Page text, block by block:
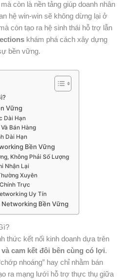
còn là nền tảng giúp doanh nhân
hệ win-win sẽ không dừng lại ở
còn tạo ra hệ sinh thái hỗ trợ lẫn
khám phá cách xây dựng
bền vững.
Vững
Dài Hạn
Bán Hàng
Dài Hạn
Bền Vững
Không Phải Số Lượng
Nhận Lại
Xuyên
Trực
Uy Tín
Bền Vững
thức kết nối kinh doanh dựa trên
cam kết đôi bên cùng có lợi.
nhoáng” hay chỉ nhằm bán
ra mạng lưới hỗ trợ thực thụ giữa